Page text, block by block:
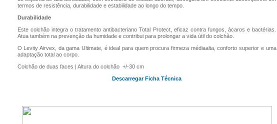
termos de resistência, durabilidade e estabilidade ao longo do tempo.
Durabilidade
Este colchão integra o tratamento antibacteriano Total Protect, eficaz contra fungos, ácaros e bactérias.
Atua também na prevenção da humidade e contribui para prolongar a vida útil do colchão.
O Levity Airvex, da gama Ultimate, é ideal para quem procura firmeza médiaalta, conforto superior e uma
adaptação total ao corpo.
Colchão de duas faces | Altura do colchão +/-30 cm
Descarregar Ficha Técnica